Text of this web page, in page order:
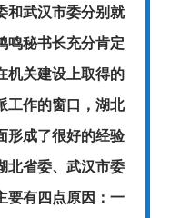
武汉市委分别就
鸣秘书长充分肯定
机关建设上取得的
工作的窗口，湖北
形成了很好的经验
北省委、武汉市委
要有四点原因：一